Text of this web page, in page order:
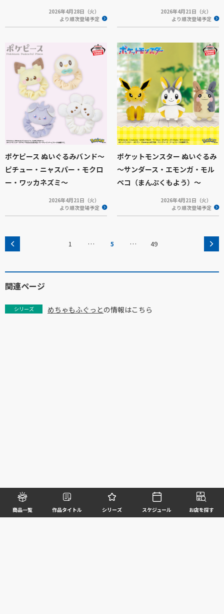
商品一覧 作品タイトル シリーズ スケジュール お店を探す
2026年4月28日（火）
より順次登場予定
2026年4月21日（火）
より順次登場予定
ポケピース ぬいぐるみバンド～
ピチュー・ニャスパー・モクロ
ー・ワッカネズミ～
2026年4月21日（火）
より順次登場予定
ポケットモンスター ぬいぐるみ
～サンダース・エモンガ・モル
ペコ（まんぷくもよう）～
2026年4月21日（火）
より順次登場予定
1 … 5 … 49
関連ページ
シリーズ めちゃもふぐっとの情報はこちら